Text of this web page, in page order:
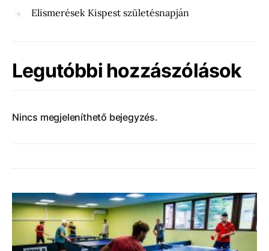
Elismerések Kispest születésnapján
Legutóbbi hozzászólások
Nincs megjeleníthető bejegyzés.